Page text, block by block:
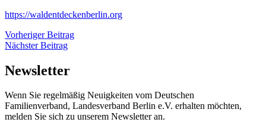
https://waldentdeckenberlin.org
Beitragsnavigation
Vorheriger BeitragVorheriger
Nächster BeitragNächster
Newsletter
Wenn Sie regelmäßig Neuigkeiten vom Deutschen
Familienverband, Landesverband Berlin e.V. erhalten möchten,
melden Sie sich zu unserem Newsletter an.